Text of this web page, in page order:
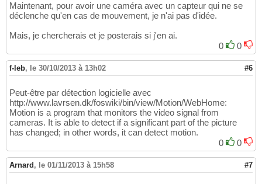
Maintenant, pour avoir une caméra avec un capteur qui ne se
déclenche qu'en cas de mouvement, je n'ai pas d'idée.
Mais, je chercherais et je posterais si j'en ai.
0
0
f-leb, le 30/10/2013 à 13h02 #6
Peut-être par détection logicielle avec
http://www.lavrsen.dk/foswiki/bin/view/Motion/WebHome:
Motion is a program that monitors the video signal from
cameras. It is able to detect if a significant part of the picture
has changed; in other words, it can detect motion.
0
0
Arnard , le 01/11/2013 à 15h58 #7